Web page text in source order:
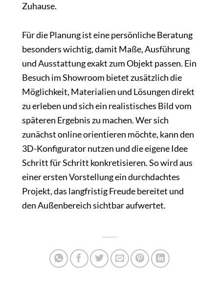
Zuhause.
Für die Planung ist eine persönliche Beratung
besonders wichtig, damit Maße, Ausführung
und Ausstattung exakt zum Objekt passen. Ein
Besuch im Showroom bietet zusätzlich die
Möglichkeit, Materialien und Lösungen direkt
zu erleben und sich ein realistisches Bild vom
späteren Ergebnis zu machen. Wer sich
zunächst online orientieren möchte, kann den
3D-Konfigurator nutzen und die eigene Idee
Schritt für Schritt konkretisieren. So wird aus
einer ersten Vorstellung ein durchdachtes
Projekt, das langfristig Freude bereitet und
den Außenbereich sichtbar aufwertet.